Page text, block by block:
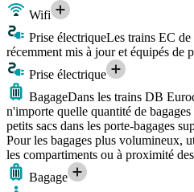
Wifi
Prise électriqueLes trains EC
récemment mis à jour et équipés de
Prise électrique
BagageDans les trains DB
n'importe quelle quantité de
petits sacs dans les porte-bagages
Pour les bagages plus volumineux,
les compartiments ou à proximité
Bagage